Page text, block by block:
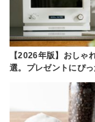
【2026年版】おしゃ
選。プレゼントにぴ